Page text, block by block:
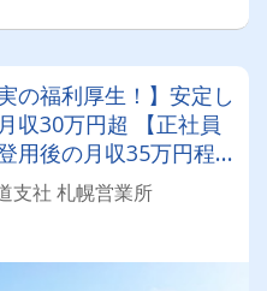
の福利厚生！】安定し
収30万円超 【正社員
用後の月収35万円程
支社 札幌営業所